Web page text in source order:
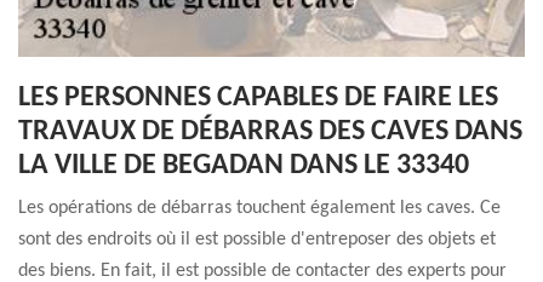
LES PERSONNES CAPABLES DE FAIRE LES
TRAVAUX DE DÉBARRAS DES CAVES DANS
LA VILLE DE BEGADAN DANS LE 33340
Les opérations de débarras touchent également les caves. Ce
sont des endroits où il est possible d'entreposer des objets et
des biens. En fait, il est possible de contacter des experts pour